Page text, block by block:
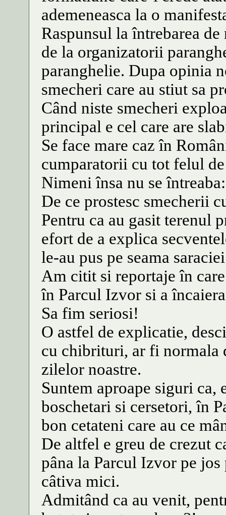
ademeneasca la o
Raspunsul la întrebarea
de la organizatorii
paranghelie. Dupa opinia
smecheri care au stiut sa
Când niste smecheri
principal e cel care are
Se face mare caz în
cumparatorii cu tot felul
Nimeni însa nu se întreaba:
De ce prostesc smecherii
Pentru ca au gasit terenul
efort de a explica
le-au pus pe seama
Am citit si reportaje în
în Parcul Izvor si a
Sa fim seriosi!
O astfel de explicatie,
cu chibrituri, ar fi normala
zilelor noastre.
Suntem aproape siguri
boschetari si cersetori, în
bon cetateni care au ce
De altfel e greu de crezut
pâna la Parcul Izvor pe jos
câtiva mici.
Admitând ca au venit,